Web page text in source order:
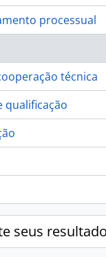
processual
técnica
qualificação
seus